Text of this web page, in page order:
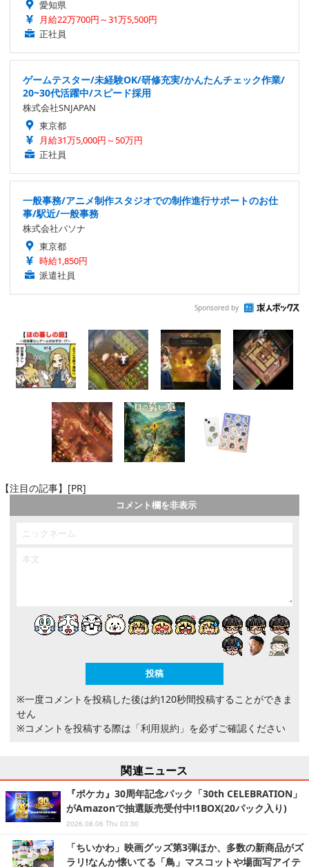
愛知県
月給22万700円～31万5,500円
正社員
ゲームテスター/未経験OK/研修充実/かんたんチェック作業/
20~30代活躍中/スピード採用
株式会社SNJAPAN
東京都
月給31万5,000円～50万円
正社員
一般事務/アニメ制作スタジオでの制作進行サポートのお仕
事/駅近/一般事務
株式会社パソナ
東京都
時給1,850円
派遣社員
Sponsored by
【注目の記事】[PR]
コメント欄を非表示
※一度コメントを投稿した後は約120秒間投稿することができま
せん
※コメントを投稿する際は 「利用規約」 を必ずご確認ください
関連ニュース
『ポケカ』30周年記念パック「30th CELEBRATION」
がAmazonで抽選販売受付中!1BOX(20パック入り)
2026.08.06 Thu 03:30
「ちいかわ」映画グッズ第3弾ほか、多数の新商品がズ
ラリ!なんか懐いてる「鳥」マスコットや場面写アイテ